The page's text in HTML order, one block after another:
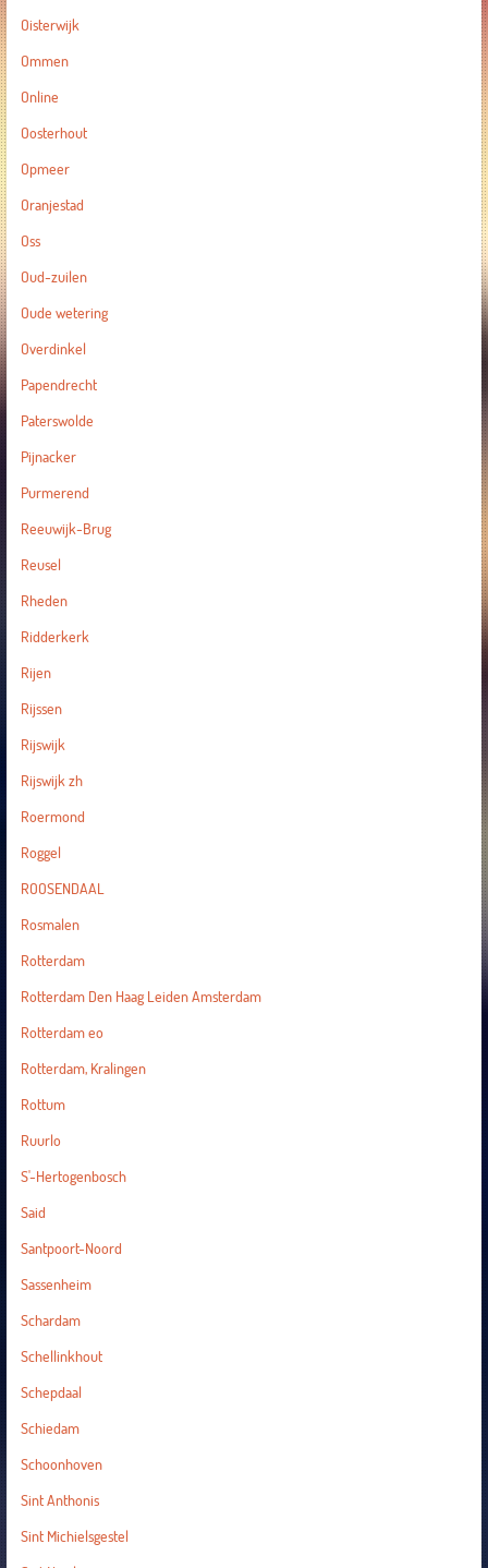
Oisterwijk
Ommen
Online
Oosterhout
Opmeer
Oranjestad
Oss
Oud-zuilen
Oude wetering
Overdinkel
Papendrecht
Paterswolde
Pijnacker
Purmerend
Reeuwijk-Brug
Reusel
Rheden
Ridderkerk
Rijen
Rijssen
Rijswijk
Rijswijk zh
Roermond
Roggel
ROOSENDAAL
Rosmalen
Rotterdam
Rotterdam Den Haag Leiden Amsterdam
Rotterdam eo
Rotterdam, Kralingen
Rottum
Ruurlo
S'-Hertogenbosch
Said
Santpoort-Noord
Sassenheim
Schardam
Schellinkhout
Schepdaal
Schiedam
Schoonhoven
Sint Anthonis
Sint Michielsgestel